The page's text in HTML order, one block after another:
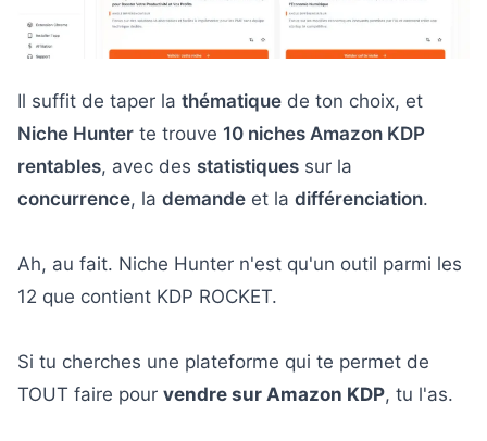
Il suffit de taper la thématique de ton choix, et
Niche Hunter te trouve 10 niches Amazon KDP
rentables, avec des statistiques sur la
concurrence, la demande et la différenciation.
Ah, au fait. Niche Hunter n'est qu'un outil parmi les
12 que contient KDP ROCKET.
Si tu cherches une plateforme qui te permet de
TOUT faire pour vendre sur Amazon KDP, tu l'as.